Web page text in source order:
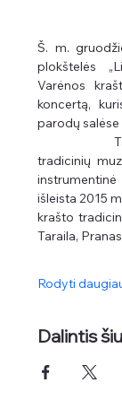
Š. m.
plokštelės
Varėnos
koncertą,
parodų salėse
Tai
tradicinių
išleista 2015
krašto
Taraila,
Rodyti
Dalintis